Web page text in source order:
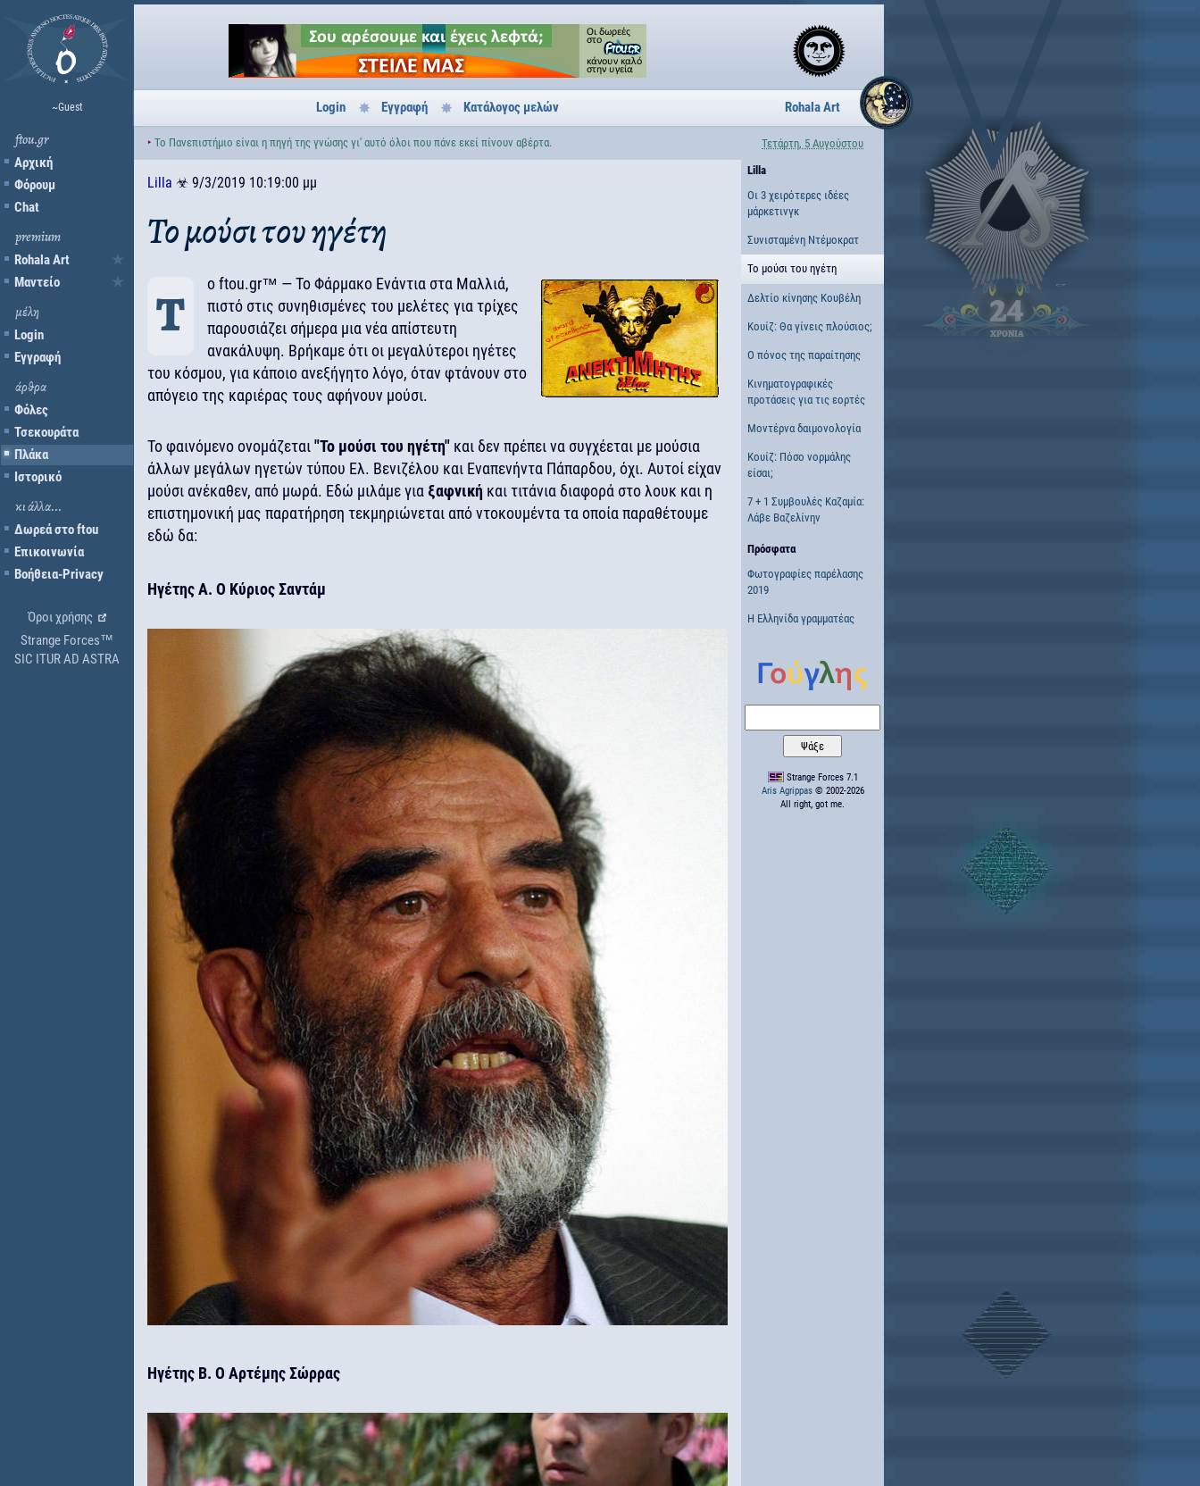
~Guest
ftou.gr
Αρχική
Φόρουμ
Chat
premium
Rohala Art
Μαντείο
μέλη
Login
Εγγραφή
άρθρα
Φόλες
Τσεκουράτα
Πλάκα
Ιστορικό
κι άλλα...
Δωρεά στο ftou
Επικοινωνία
Βοήθεια-Privacy
Όροι χρήσης
Strange Forces™
SIC ITUR AD ASTRA
Login Εγγραφή Κατάλογος μελών Rohala Art
‣ Το Πανεπιστήμιο είναι η πηγή της γνώσης γι' αυτό όλοι που πάνε εκεί πίνουν αβέρτα. Τετάρτη, 5 Αυγούστου
Lilla ☣ 9/3/2019 10:19:00 μμ
Το μούσι του ηγέτη
Τ
ο ftou.gr™ — To Φάρμακο Ενάντια στα Μαλλιά,
πιστό στις συνηθισμένες του μελέτες για τρίχες
παρουσιάζει σήμερα μια νέα απίστευτη
ανακάλυψη. Βρήκαμε ότι οι μεγαλύτεροι ηγέτες
του κόσμου, για κάποιο ανεξήγητο λόγο, όταν φτάνουν στο
απόγειο της καριέρας τους αφήνουν μούσι.
Το φαινόμενο ονομάζεται"Το μούσι του ηγέτη" και δεν πρέπει να συγχέεται με μούσια
άλλων μεγάλων ηγετών τύπου Ελ. Βενιζέλου και Εναπενήντα Πάπαρδου, όχι. Αυτοί είχαν
μούσι ανέκαθεν, από μωρά. Εδώ μιλάμε για ξαφνική και τιτάνια διαφορά στο λουκ και η
επιστημονική μας παρατήρηση τεκμηριώνεται από ντοκουμέντα τα οποία παραθέτουμε
εδώ δα:
Ηγέτης Α. Ο Κύριος Σαντάμ
Ηγέτης Β. Ο Αρτέμης Σώρρας
Lilla
Οι 3 χειρότερες ιδέες
μάρκετινγκ
Συνισταμένη Ντέμοκρατ
Το μούσι του ηγέτη
Δελτίο κίνησης Κουβέλη
Κουίζ: Θα γίνεις πλούσιος;
Ο πόνος της παραίτησης
Κινηματογραφικές
προτάσεις για τις εορτές
Μοντέρνα δαιμονολογία
Κουίζ: Πόσο νορμάλης
είσαι;
7 + 1 Συμβουλές Καζαμία:
Λάβε Βαζελίνην
Πρόσφατα
Φωτογραφίες παρέλασης
2019
Η Ελληνίδα γραμματέας
Strange Forces 7.1
Aris Agrippas© 2002-2026
All right, got me.
24
ΧΡΟΝΙΑ